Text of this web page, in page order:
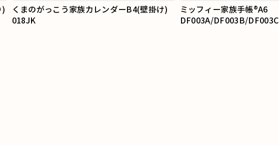
くまのがっこう家族カレンダーB4(壁掛け)
018JK
ミッフィー家族手帳®A6
DF003A/DF003B/DF003C